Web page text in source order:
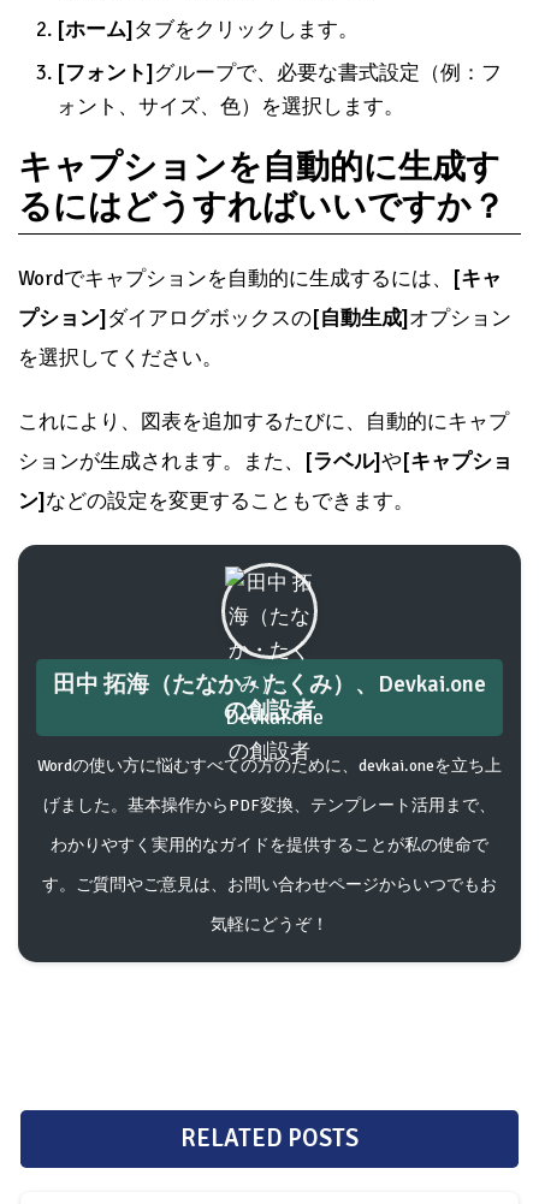
[ホーム]タブをクリックします。
[フォント]グループで、必要な書式設定（例：フ
ォント、サイズ、色）を選択します。
キャプションを自動的に生成す
るにはどうすればいいですか？
Wordでキャプションを自動的に生成するには、
[キャ
プション]ダイアログボックスの[自動生成]オプション
を選択してください。
これにより、図表を追加するたびに、自動的にキャプ
ションが生成されます。また、
[ラベル]や[キャプショ
ン]などの設定を変更することもできます。
田中 拓海（たなか・たくみ）、Devkai.one
の創設者
Wordの使い方に悩むすべての方のために、devkai.oneを立ち上
げました。基本操作からPDF変換、テンプレート活用まで、
わかりやすく実用的なガイドを提供することが私の使命で
す。ご質問やご意見は、お問い合わせページからいつでもお
気軽にどうぞ！
RELATED POSTS